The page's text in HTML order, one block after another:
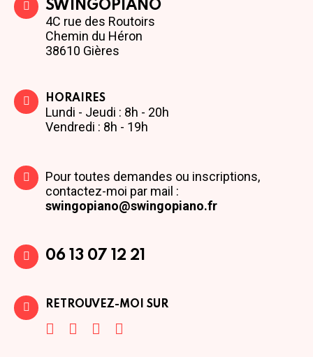
SWINGOPIANO
4C rue des Routoirs
Chemin du Héron
38610 Gières
HORAIRES
Lundi - Jeudi : 8h - 20h
Vendredi : 8h - 19h
Pour toutes demandes ou inscriptions,
contactez-moi par mail :
swingopiano@swingopiano.fr
06 13 07 12 21
RETROUVEZ-MOI SUR